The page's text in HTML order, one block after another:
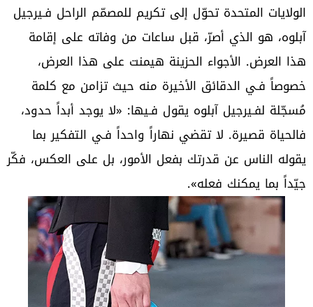
الولايات المتحدة تحوّل إلى تكريم للمصمّم الراحل فـيرجيل
آبلوه، هو الذي أصرّ، قبل ساعات من وفاته على إقامة
هذا العرض. الأجواء الحزينة هيمنت على هذا العرض،
خصوصاً فـي الدقائق الأخيرة منه حيث تزامن مع كلمة
مُسجّلة لفـيرجيل آبلوه يقول فـيها: «لا يوجد أبداً حدود،
فالحياة قصيرة. لا تقضي نهاراً واحداً فـي التفكير بما
يقوله الناس عن قدرتك بفعل الأمور، بل على العكس، فكّر
جيّداً بما يمكنك فعله».